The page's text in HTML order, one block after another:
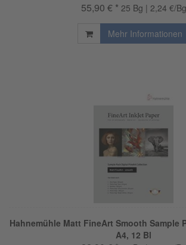
55,90 € * 25 Bg | 2,24 €/Bg
Mehr Informationen
Hahnemühle Matt FineArt Smooth Sample
A4, 12 Bl